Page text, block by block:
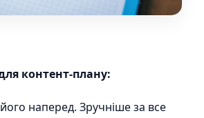
контент-плану:
наперед. Зручніше за все